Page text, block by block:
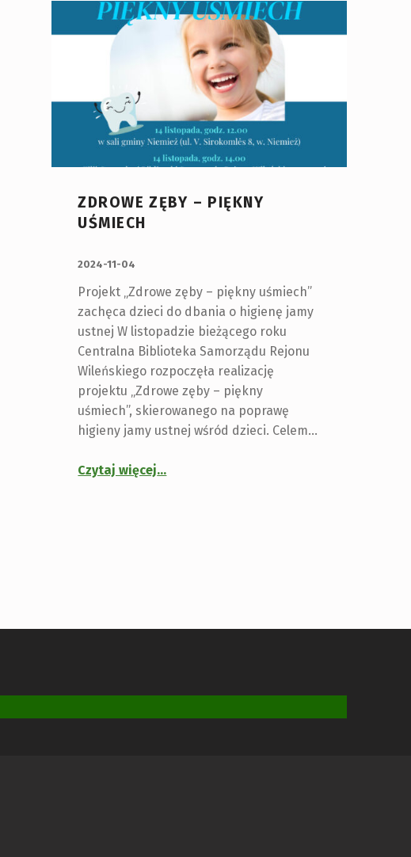
ZDROWE ZĘBY – PIĘKNY
UŚMIECH
2024-11-04
Projekt „Zdrowe zęby – piękny uśmiech”
zachęca dzieci do dbania o higienę jamy
ustnej W listopadzie bieżącego roku
Centralna Biblioteka Samorządu Rejonu
Wileńskiego rozpoczęła realizację
projektu „Zdrowe zęby – piękny
uśmiech”, skierowanego na poprawę
higieny jamy ustnej wśród dzieci. Celem…
Czytaj więcej…